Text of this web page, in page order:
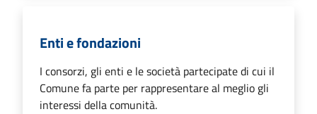
Enti e fondazioni
I consorzi, gli enti e le società partecipate di cui il
Comune fa parte per rappresentare al meglio gli
interessi della comunità.